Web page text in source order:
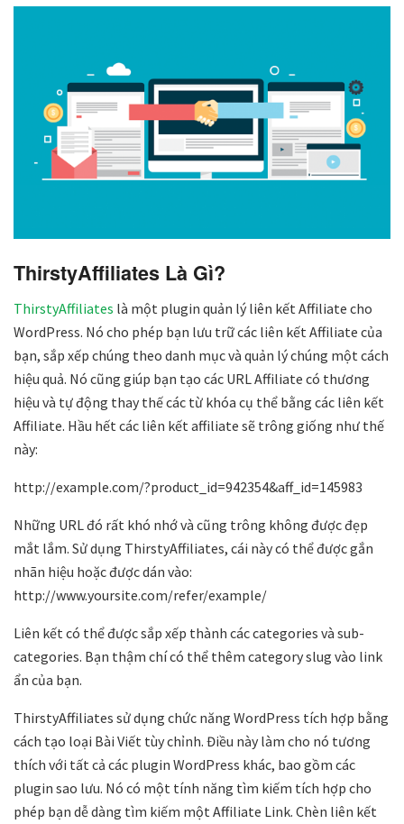
ThirstyAffiliates Là Gì?
ThirstyAffiliates là một plugin quản lý liên kết Affiliate cho
WordPress. Nó cho phép bạn lưu trữ các liên kết Affiliate của
bạn, sắp xếp chúng theo danh mục và quản lý chúng một cách
hiệu quả. Nó cũng giúp bạn tạo các URL Affiliate có thương
hiệu và tự động thay thế các từ khóa cụ thể bằng các liên kết
Affiliate. Hầu hết các liên kết affiliate sẽ trông giống như thế
này:
http://example.com/?product_id=942354&aff_id=145983
Những URL đó rất khó nhớ và cũng trông không được đẹp
mắt lắm. Sử dụng ThirstyAffiliates, cái này có thể được gắn
nhãn hiệu hoặc được dán vào:
http://www.yoursite.com/refer/example/
Liên kết có thể được sắp xếp thành các categories và sub-
categories. Bạn thậm chí có thể thêm category slug vào link
ẩn của bạn.
ThirstyAffiliates sử dụng chức năng WordPress tích hợp bằng
cách tạo loại Bài Viết tùy chỉnh. Điều này làm cho nó tương
thích với tất cả các plugin WordPress khác, bao gồm các
plugin sao lưu. Nó có một tính năng tìm kiếm tích hợp cho
phép bạn dễ dàng tìm kiếm một Affiliate Link. Chèn liên kết